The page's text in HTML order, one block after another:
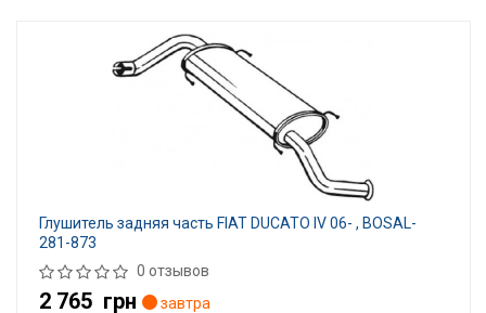
Глушитель задняя часть FIAT DUCATO IV 06- , BOSAL-
281-873
0 отзывов
2 765 грн
завтра